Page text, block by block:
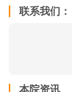
联系我们：
本院资讯